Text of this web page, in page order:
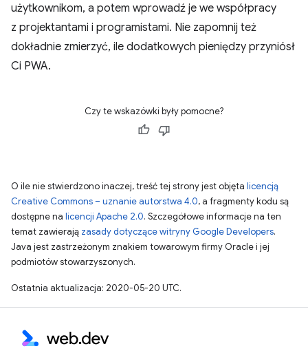
użytkownikom, a potem wprowadź je we współpracy
z projektantami i programistami. Nie zapomnij też
dokładnie zmierzyć, ile dodatkowych pieniędzy przyniósł
Ci PWA.
Czy te wskazówki były pomocne?
O ile nie stwierdzono inaczej, treść tej strony jest objęta licencją
Creative Commons – uznanie autorstwa 4.0, a fragmenty kodu są
dostępne na licencji Apache 2.0. Szczegółowe informacje na ten
temat zawierają zasady dotyczące witryny Google Developers.
Java jest zastrzeżonym znakiem towarowym firmy Oracle i jej
podmiotów stowarzyszonych.
Ostatnia aktualizacja: 2020-05-20 UTC.